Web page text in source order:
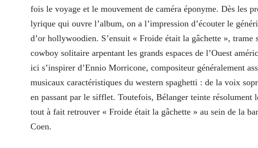
fois le voyage et le mouvement de caméra éponyme. Dès les
lyrique qui ouvre l’album, on a l’impression d’écouter le
d’or hollywoodien. S’ensuit « Froide était la gâchette », trame
cowboy solitaire arpentant les grands espaces de l’Ouest
ici s’inspirer d’Ennio Morricone, compositeur généralement
musicaux caractéristiques du western spaghetti : de la voix
en passant par le sifflet. Toutefois, Bélanger teinte
tout à fait retrouver « Froide était la gâchette » au sein de la
Coen.